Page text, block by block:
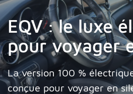
EQV : le luxe
pour voyager
La version 100 %
conçue pour voyager en